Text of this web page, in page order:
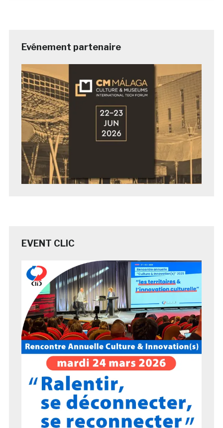
Evénement partenaire
EVENT CLIC